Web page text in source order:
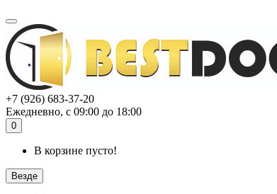
+7 (926) 683-37-20
Ежедневно, с 09:00 до 18:00
0
В корзине пусто!
Везде